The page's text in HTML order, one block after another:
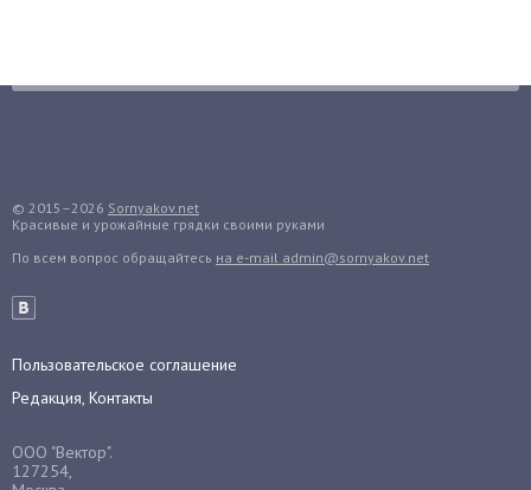
Вредители
Гардения
Герань
Гиацинт
Гиппеаструм
© 2015–2026 Sornyakov.net
Красивые и урожайные грядки своими руками
По всем вопрос обращайтесь на e-mail admin@sornyakov.net
Пользовательское соглашение
Редакция, Контакты
ООО "Вектор".
127254,